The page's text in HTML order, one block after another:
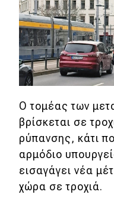
Ο τομέας των
βρίσκεται σε
ρύπανσης, κάτι
αρμόδιο
εισαγάγει νέα
χώρα σε τροχιά.